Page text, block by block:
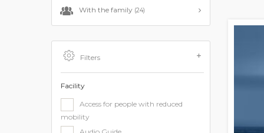
With the family (24)
Filters
Facility
Access for people with reduced
mobility